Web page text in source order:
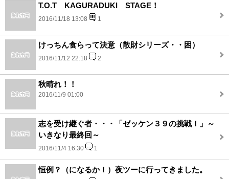
T.O.T KAGURADUKI STAGE！
2016/11/18 13:08 1
けっちん食らって決意（散財シリーズ・・困）
2016/11/12 22:18 2
秋晴れ！！
2016/11/9 01:00
志を受け継ぐ者・・・「ゼッケン３９の挑戦！」～
いきなり最終回～
2016/11/4 16:30 1
恒例？（になるか！）夜ツーに行ってきました。